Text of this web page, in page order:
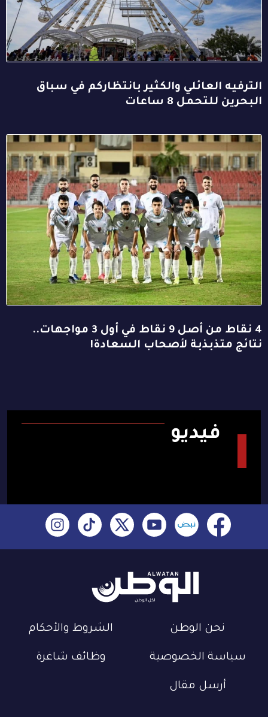
الترفيه العائلي والكثير بانتظاركم في سباق
البحرين للتحمل 8 ساعات
4 نقاط من أصل 9 نقاط في أول 3 مواجهات..
نتائج متذبذبة لأصحاب السعادة!
فيديو
نحن الوطن الشروط والأحكام
سياسة الخصوصية وظائف شاغرة
أرسل مقال